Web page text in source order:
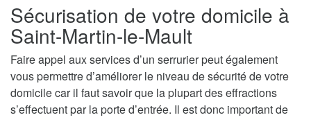
Sécurisation de votre domicile à
Saint-Martin-le-Mault
Faire appel aux services d’un serrurier peut également
vous permettre d’améliorer le niveau de sécurité de votre
domicile car il faut savoir que la plupart des effractions
s’effectuent par la porte d’entrée. Il est donc important de